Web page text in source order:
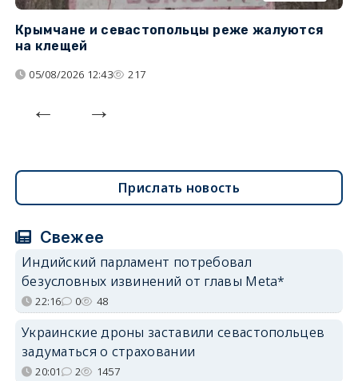
Крымчане и севастопольцы реже жалуются
на клещей
05/08/2026 12:43 217
Прислать новость
Свежее
Индийский парламент потребовал
безусловных извинений от главы Meta*
22:16 0 48
Украинские дроны заставили севастопольцев
задуматься о страховании
20:01 2 1457